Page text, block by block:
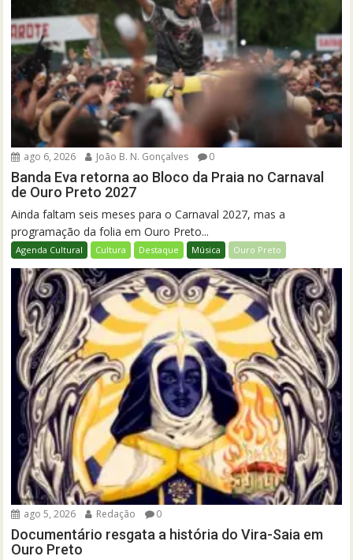
ago 6, 2026 João B. N. Gonçalves 0
Banda Eva retorna ao Bloco da Praia no Carnaval
de Ouro Preto 2027
Ainda faltam seis meses para o Carnaval 2027, mas a
programação da folia em Ouro Preto...
Agenda Cultural Cultura Destaque Música Ouro Preto
ago 5, 2026 Redação 0
Documentário resgata a história do Vira-Saia em
Ouro Preto